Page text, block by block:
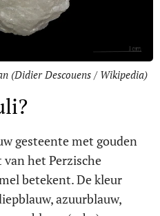
(Didier Descouens / Wikipedia)
gesteente met gouden
het Perzische
betekent. De kleur
azuurblauw,